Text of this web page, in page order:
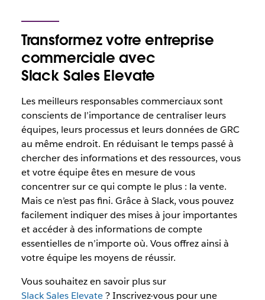
Transformez votre entreprise
commerciale avec
Slack Sales Elevate
Les meilleurs responsables commerciaux sont
conscients de l’importance de centraliser leurs
équipes, leurs processus et leurs données de GRC
au même endroit. En réduisant le temps passé à
chercher des informations et des ressources, vous
et votre équipe êtes en mesure de vous
concentrer sur ce qui compte le plus : la vente.
Mais ce n’est pas fini. Grâce à Slack, vous pouvez
facilement indiquer des mises à jour importantes
et accéder à des informations de compte
essentielles de n’importe où. Vous offrez ainsi à
votre équipe les moyens de réussir.
Vous souhaitez en savoir plus sur
Slack Sales Elevate? Inscrivez-vous pour une